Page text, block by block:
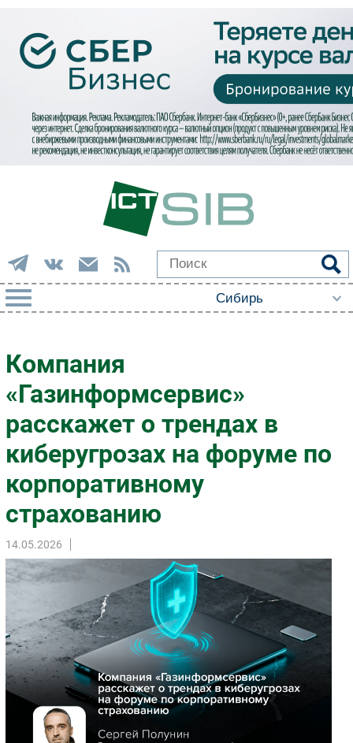
Импорто­замещение
Автоматизация Промышленности
Интернет
Фиксированная связь
Интеграция
Рынок ПК
Маркетинг
Торговые сети
Оборудование
Outsourcing
Кадры
Регулирование
Финансы
Web
Безопасность
Компания
«Газинформсервис»
расскажет о трендах в
киберугрозах на форуме по
корпоративному
страхованию
14.05.2026